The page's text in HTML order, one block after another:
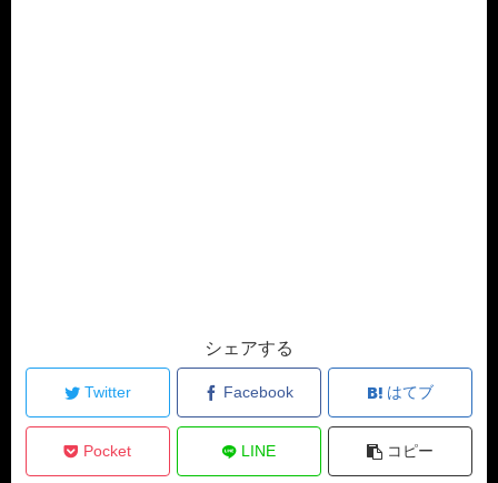
シェアする
Twitter Facebook はてブ
Pocket LINE コピー